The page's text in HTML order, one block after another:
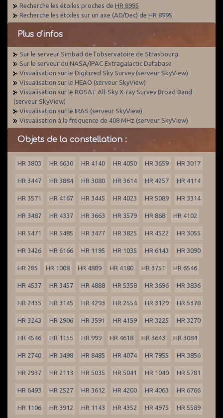
Recherche les étoiles proches de HR 8995
Recherche les étoiles sur un axe (AD/Dec) de HR 8995
Plus d'infos
Sur le serveur Simbad de l'observatoire de Strasbourg
Sur le serveur du NASA/IPAC Extragalactic Database
Visualisation sur le Digitized Sky Survey (serveur SkyView)
Visualisation sur le HEAO (serveur SkyView)
Visualisation sur le ROSAT All-Sky X-ray Survey Broad Band
(serveur SkyView)
Visualisation sur le IRAS (serveur SkyView)
Visualisation à la fréquence de 408 MHz (serveur SkyView)
Objets de la constellation :
HR 3803 HR 6630 HR 4140 HR 4050 HR 3659 HR 3017
HR 3447 HR 3884 HR 3080 HR 3614 HR 4257 HR 4114
HR 3571 HR 4167 HR 3445 HR 4023 HR 5089 HR 3314
HR 3487 HR 4337 HR 3663 HR 3579 HR 868 HR 4102
HR 5471 HR 5485 HR 3477 HR 3825 HR 4522 HR 3055
HR 3426 HR 6166 HR 1195 HR 1035 HR 6143 HR 3090
HR 285 HR 1008 HR 4889 HR 4180 HR 3751 HR 6546
HR 4537 HR 3457 HR 4888 HR 5358 HR 3696 HR 3836
HR 2435 HR 3145 HR 4293 HR 2554 HR 3129 HR 5378
HR 3243 HR 2906 HR 3591 HR 4159 HR 3225 HR 3270
HR 4546 HR 1155 HR 999 HR 4618 HR 3643 HR 3084
HR 2740 HR 3498 HR 8485 HR 4074 HR 7955 HR 3856
HR 2937 HR 2113 HR 5035 HR 5041 HR 1040 HR 5781
HR 6493 HR 2527 HR 3612 HR 4200 HR 4063 HR 6766
HR 1106 HR 3912 HR 1143 HR 4352 HR 4975 HR 5589